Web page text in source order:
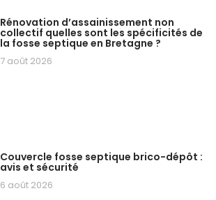
Rénovation d’assainissement non
collectif quelles sont les spécificités de
la fosse septique en Bretagne ?
7 août 2026
Couvercle fosse septique brico-dépôt :
avis et sécurité
6 août 2026